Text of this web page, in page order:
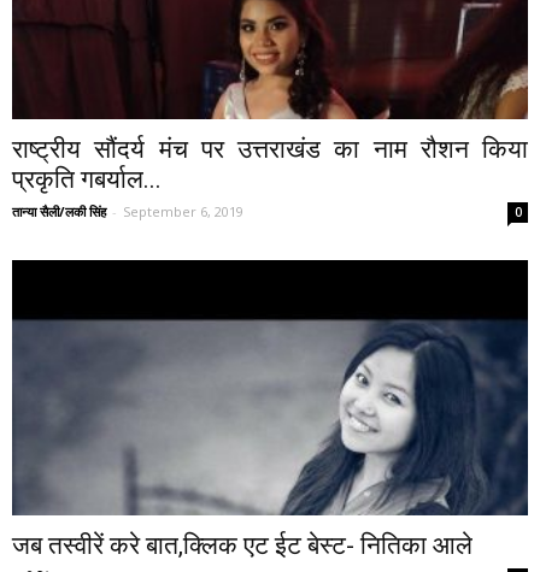
राष्ट्रीय सौंदर्य मंच पर उत्तराखंड का नाम रौशन किया
प्रकृति गबर्याल...
तान्या सैली/लकी सिंह - September 6, 2019 0
जब तस्वीरें करे बात,क्लिक एट ईट बेस्ट- नितिका आले